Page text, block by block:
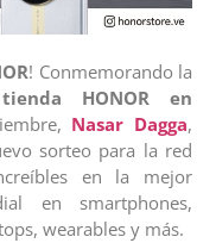
! Conmemorando la
HONOR en
Nasar Dagga,
sorteo para la red
en la mejor
en smartphones,
wearables y más.